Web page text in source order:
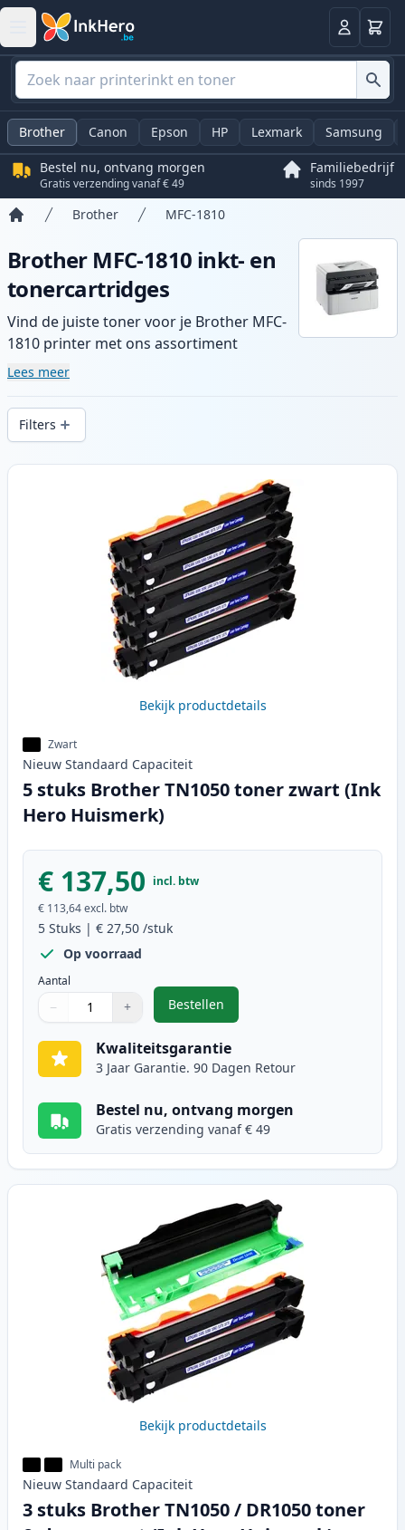
Log in
Brother Canon Epson HP Lexmark Samsung
Bestel nu, ontvang morgen
Gratis verzending vanaf € 49
Familiebedrijf
sinds 1997
Brother MFC-1810
Brother MFC-1810 inkt- en
tonercartridges
Vind de juiste toner voor je Brother MFC-
1810 printer met ons assortiment
compatibele en high-yield cartridges.
snelle levering vanuit lokale voorraad in .
Lees meer
Filters
Producten
Bekijk productdetails
Zwart
Nieuw Standaard Capaciteit
5 stuks Brother TN1050 toner zwart (Ink
Hero Huismerk)
€ 137,50 incl. btw
€ 113,64excl. btw
5 Stuks | € 27,50 /stuk
Op voorraad
Aantal
Gebruik de knoppen om aan te passen
− +
1
Bestellen
,5 stuks Brother TN1050 toner
Kwaliteitsgarantie
3 Jaar Garantie. 90 Dagen Retour
Bestel nu, ontvang morgen
Gratis verzending vanaf € 49
Bekijk productdetails
Multi pack
Nieuw Standaard Capaciteit
3 stuks Brother TN1050 / DR1050 toner